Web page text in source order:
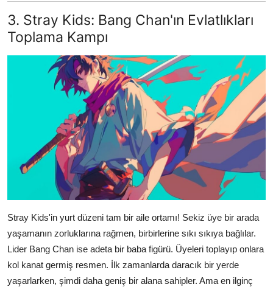
3. Stray Kids: Bang Chan'ın Evlatlıkları
Toplama Kampı
Stray Kids'in yurt düzeni tam bir aile ortamı! Sekiz üye bir arada
yaşamanın zorluklarına rağmen, birbirlerine sıkı sıkıya bağlılar.
Lider Bang Chan ise adeta bir baba figürü. Üyeleri toplayıp onlara
kol kanat germiş resmen. İlk zamanlarda daracık bir yerde
yaşarlarken, şimdi daha geniş bir alana sahipler. Ama en ilginç